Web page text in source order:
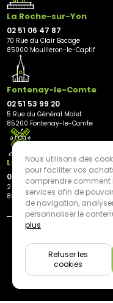
La Roche-sur-Yon
02 51 06 47 87
70 Rue du Clair Bocage
85000 Mouilleron-le-Captif
Fontenay-le-Comte
02 51 53 99 20
5 Rue du Général Malet
85200 Fontenay-le-Comte
Les Herbiers
02 21 81 23 11
2 rue des Peupliers
85500 Les Herbiers
Livraison
Nous utilisons des
pour faciliter vos
comprendre comment
services afin de
de navigation,
personnaliser le
plus
Refuser les
cookies